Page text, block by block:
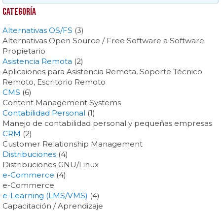
Categoría
Alternativas OS/FS (3)
Alternativas Open Source / Free Software a Software
Propietario
Asistencia Remota (2)
Aplicaiones para Asistencia Remota, Soporte Técnico
Remoto, Escritorio Remoto
CMS (6)
Content Management Systems
Contabilidad Personal (1)
Manejo de contabilidad personal y pequeñas empresas
CRM (2)
Customer Relationship Management
Distribuciones (4)
Distribuciones GNU/Linux
e-Commerce (4)
e-Commerce
e-Learning (LMS/VMS) (4)
Capacitación / Aprendizaje